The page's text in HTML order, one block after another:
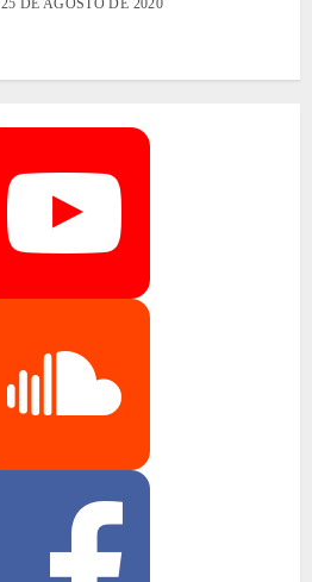
25 DE AGOSTO DE 2020